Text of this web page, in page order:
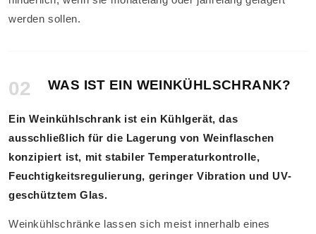
werden sollen.
02 WAS IST EIN WEINKÜHLSCHRANK?
Ein Weinkühlschrank ist ein Kühlgerät, das
ausschließlich für die Lagerung von Weinflaschen
konzipiert ist, mit stabiler Temperaturkontrolle,
Feuchtigkeitsregulierung, geringer Vibration und UV-
geschütztem Glas.
Weinkühlschränke lassen sich meist innerhalb eines